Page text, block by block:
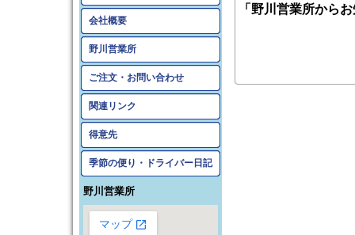
会社概要
野川営業所
ご注文・お問い合わせ
関連リンク
得意先
季節の便り・ドライバー日記
野川営業所
「野川営業所から